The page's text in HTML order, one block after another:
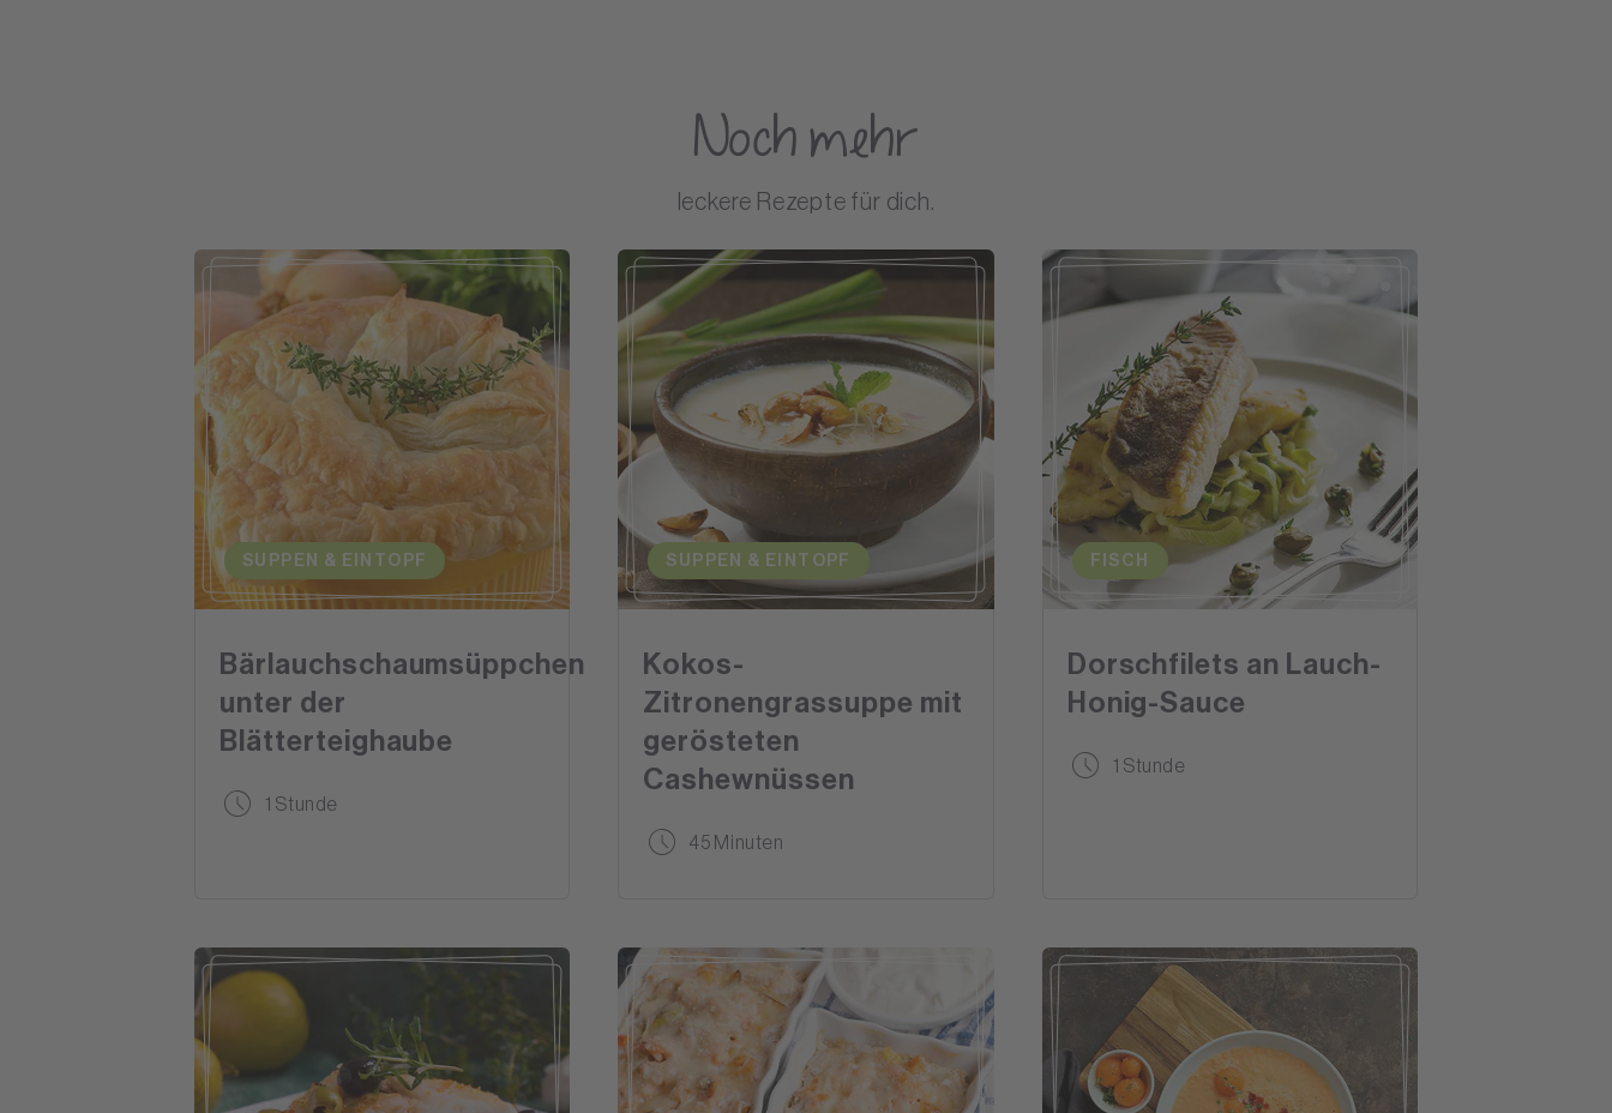
Noch mehr
leckere Rezepte für dich.
SUPPEN & EINTOPF
Bärlauchschaumsüppchen
unter der
Blätterteighaube
1 Stunde
SUPPEN & EINTOPF
Kokos-
Zitronengrassuppe mit
gerösteten
Cashewnüssen
45 Minuten
FISCH
Dorschfilets an Lauch-
Honig-Sauce
1 Stunde